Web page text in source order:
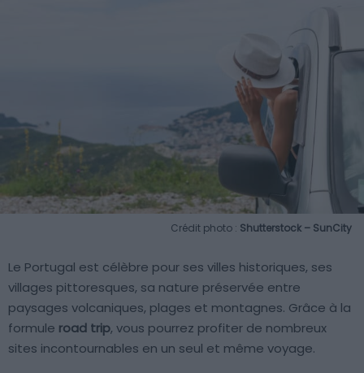
Crédit photo : Shutterstock – SunCity
Le Portugal est célèbre pour ses villes historiques, ses
villages pittoresques, sa nature préservée entre
paysages volcaniques, plages et montagnes. Grâce à la
formule road trip, vous pourrez profiter de nombreux
sites incontournables en un seul et même voyage.